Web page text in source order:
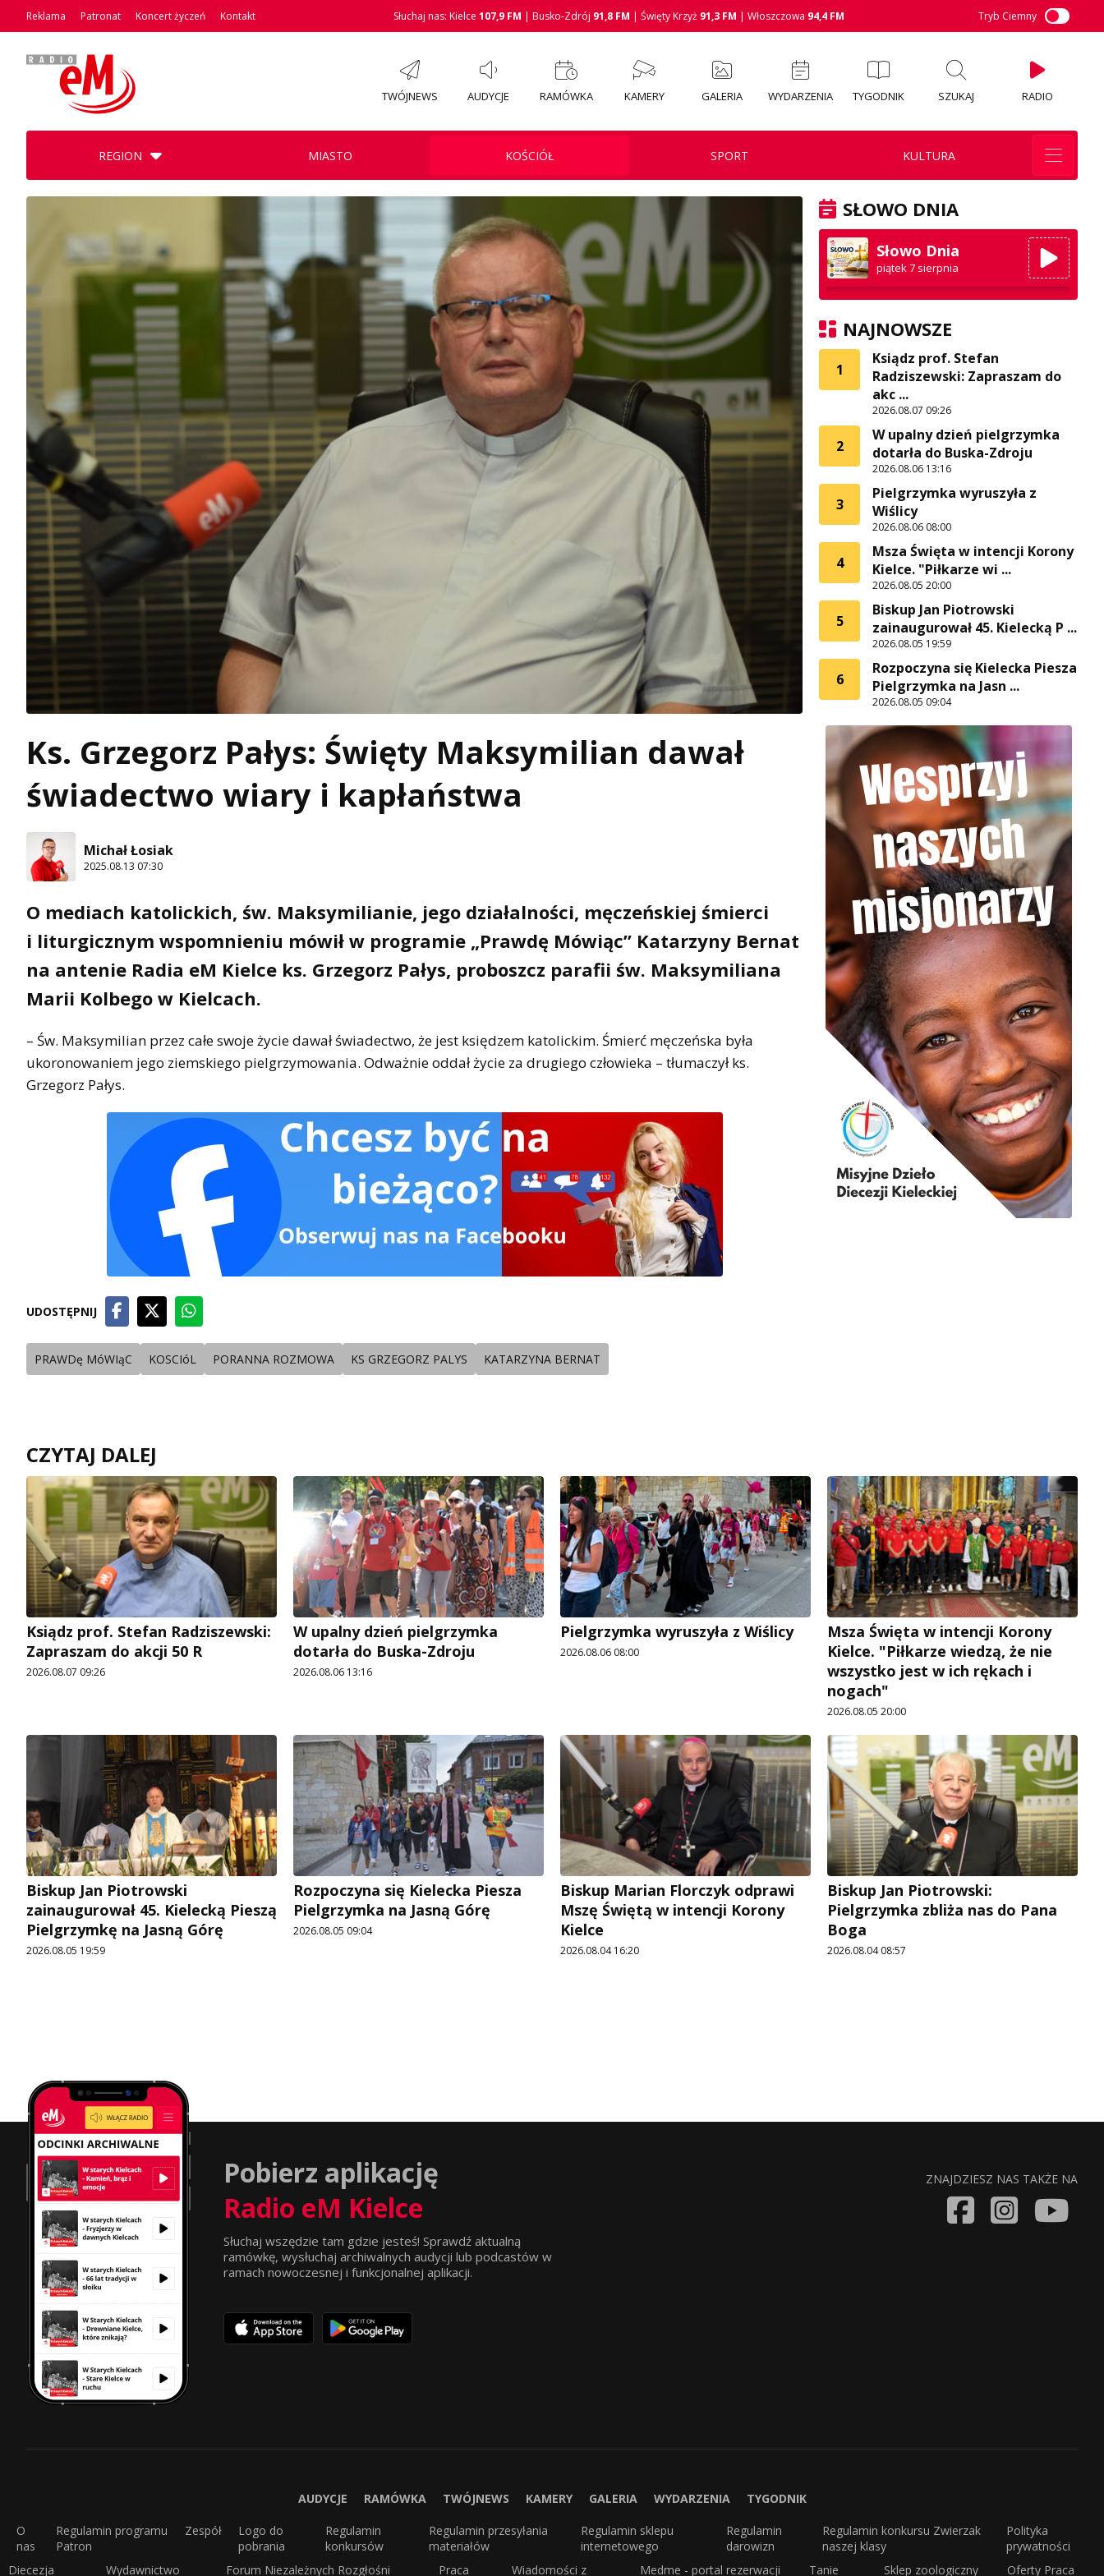
Reklama Patronat Koncert życzeń Kontakt Słuchaj nas: Kielce 107,9 FM | Busko-Zdrój 91,8 FM | Święty Krzyż 91,3 FM | Włoszczowa 94,4 FM Tryb Ciemny
TWÓJNEWS AUDYCJE RAMÓWKA KAMERY GALERIA WYDARZENIA TYGODNIK SZUKAJ RADIO
REGION MIASTO KOŚCIÓŁ SPORT KULTURA
Ks. Grzegorz Pałys: Święty Maksymilian dawał
świadectwo wiary i kapłaństwa
Michał Łosiak
2025.08.13 07:30
O mediach katolickich, św. Maksymilianie, jego działalności, męczeńskiej śmierci
i liturgicznym wspomnieniu mówił w programie „Prawdę Mówiąc” Katarzyny Bernat
na antenie Radia eM Kielce ks. Grzegorz Pałys, proboszcz parafii św. Maksymiliana
Marii Kolbego w Kielcach.
– Św. Maksymilian przez całe swoje życie dawał świadectwo, że jest księdzem katolickim. Śmierć męczeńska była
ukoronowaniem jego ziemskiego pielgrzymowania. Odważnie oddał życie za drugiego człowieka – tłumaczył ks.
Grzegorz Pałys.
UDOSTĘPNIJ
PRAWDę MóWIąC KOSCIóL PORANNA ROZMOWA KS GRZEGORZ PALYS KATARZYNA BERNAT
SŁOWO DNIA
Słowo Dnia
piątek 7 sierpnia
NAJNOWSZE
1
Ksiądz prof. Stefan
Radziszewski: Zapraszam do
akc ...
2026.08.07 09:26
2
W upalny dzień pielgrzymka
dotarła do Buska-Zdroju
2026.08.06 13:16
3
Pielgrzymka wyruszyła z
Wiślicy
2026.08.06 08:00
4
Msza Święta w intencji Korony
Kielce. "Piłkarze wi ...
2026.08.05 20:00
5
Biskup Jan Piotrowski
zainaugurował 45. Kielecką P ...
2026.08.05 19:59
6
Rozpoczyna się Kielecka Piesza
Pielgrzymka na Jasn ...
2026.08.05 09:04
CZYTAJ DALEJ
Ksiądz prof. Stefan Radziszewski:
Zapraszam do akcji 50 R
2026.08.07 09:26
W upalny dzień pielgrzymka
dotarła do Buska-Zdroju
2026.08.06 13:16
Pielgrzymka wyruszyła z Wiślicy
2026.08.06 08:00
Msza Święta w intencji Korony
Kielce. "Piłkarze wiedzą, że nie
wszystko jest w ich rękach i
nogach"
2026.08.05 20:00
Biskup Jan Piotrowski
zainaugurował 45. Kielecką Pieszą
Pielgrzymkę na Jasną Górę
2026.08.05 19:59
Rozpoczyna się Kielecka Piesza
Pielgrzymka na Jasną Górę
2026.08.05 09:04
Biskup Marian Florczyk odprawi
Mszę Świętą w intencji Korony
Kielce
2026.08.04 16:20
Biskup Jan Piotrowski:
Pielgrzymka zbliża nas do Pana
Boga
2026.08.04 08:57
Pobierz aplikację
Radio eM Kielce
Słuchaj wszędzie tam gdzie jesteś! Sprawdź aktualną
ramówkę, wysłuchaj archiwalnych audycji lub podcastów w
ramach nowoczesnej i funkcjonalnej aplikacji.
ZNAJDZIESZ NAS TAKŻE NA
AUDYCJE RAMÓWKA TWÓJNEWS KAMERY GALERIA WYDARZENIA TYGODNIK
O
nas
Regulamin programu
Patron
Zespół
Logo do
pobrania
Regulamin
konkursów
Regulamin przesyłania
materiałów
Regulamin sklepu
internetowego
Regulamin
darowizn
Regulamin konkursu Zwierzak
naszej klasy
Polityka
prywatności
Diecezja
Wydawnictwo Forum Niezależnych Rozgłośni Praca Wiadomości z Medme - portal rezerwacji Tanie Sklep zoologiczny Oferty Praca